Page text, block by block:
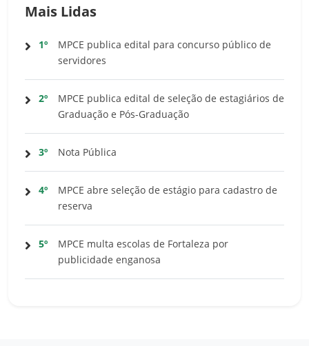
Mais Lidas
1º
MPCE publica edital para concurso público de
servidores
2º
MPCE publica edital de seleção de estagiários de
Graduação e Pós-Graduação
3º Nota Pública
4º
MPCE abre seleção de estágio para cadastro de
reserva
5º
MPCE multa escolas de Fortaleza por
publicidade enganosa